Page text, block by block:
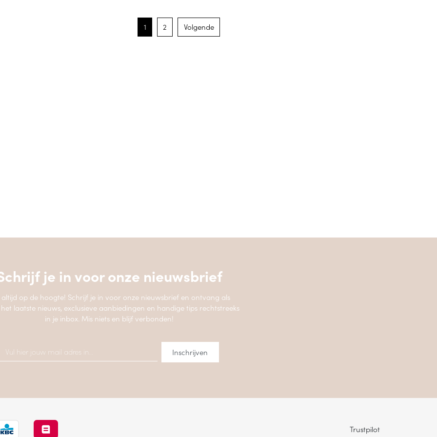
1 2 Volgende
je in voor onze nieuwsbrief
altijd op de hoogte! Schrijf je in voor onze nieuwsbrief en ontvang als
laatste nieuws, exclusieve aanbiedingen en handige tips rechtstreeks
in je inbox. Mis niets en blijf verbonden!
Trustpilot